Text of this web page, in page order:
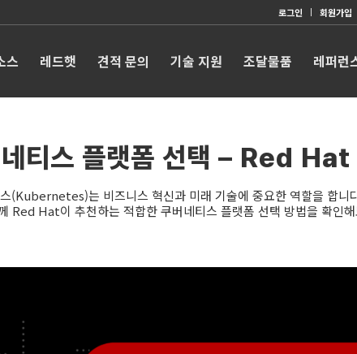
로그인 회원가입
스 레드햇 견적 문의 기술 지원 조달물품 레퍼런
네티스 플랫폼 선택 – Red
(Kubernetes)는 비즈니스 혁신과 미래 기술에 중요한 역할을 합니
Red Hat이 추천하는 적합한 쿠버네티스 플랫폼 선택 방법을 확인